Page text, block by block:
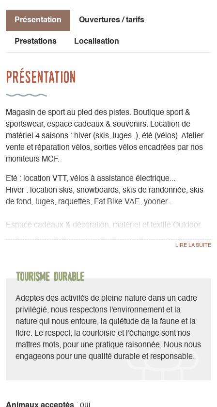
Présentation Ouvertures / tarifs
Prestations Localisation
Présentation
Magasin de sport au pied des pistes. Boutique sport &
sportswear, espace cadeaux & souvenirs. Location de
matériel 4 saisons : hiver (skis, luges,.), été (vélos). Atelier
vente et réparation vélos, sorties vélos encadrées par nos
moniteurs MCF.
Eté : location VTT, vélos à assistance électrique...
Hiver : location skis, snowboards, skis de randonnée, skis
de fond, luges, raquettes, Fat Bike VAE, yooner...
Espace cadeaux & décoration, matériel et textile Outdoor.
Atelier réparation et Vente Cycles.
Sorties vélos accompagnées et activités ludiques l'été : tir à
Tourisme durable
Adeptes des activités de pleine nature dans un cadre
privilégié, nous respectons l'environnement et la
nature qui nous entoure, la quiétude de la faune et la
flore. Le respect, la courtoisie et l'échange sont nos
maîtres mots, pour une pratique raisonnée. Nous nous
engageons pour une qualité durable et responsable.